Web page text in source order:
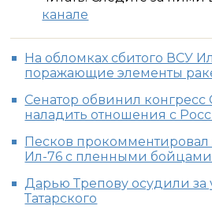
канале
На обломках сбитого ВСУ
поражающие элементы
Сенатор обвинил
наладить отношения с
Песков прокомментировал
Ил-76 с пленными
Дарью Трепову осудили за
Татарского